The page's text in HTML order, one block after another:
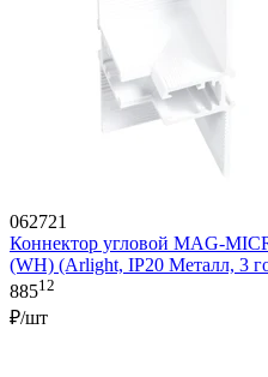
062721
Коннектор угловой MAG-
(WH) (Arlight, IP20 Металл, 3
88512
₽/шт